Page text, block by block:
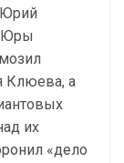
Клюева, а
их
«дело